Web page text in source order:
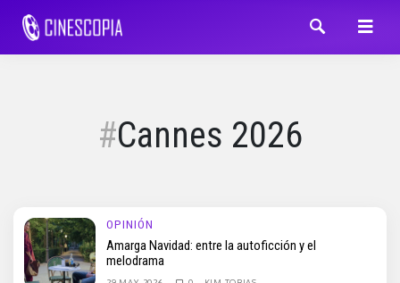
Cannes 2026
OPINIÓN
Amarga Navidad: entre la autoficción y el
melodrama